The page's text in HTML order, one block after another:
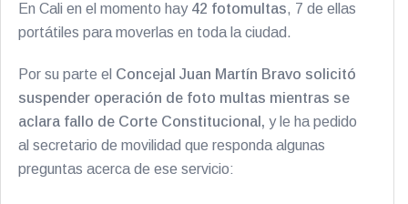
En Cali en el momento hay 42 fotomultas, 7 de ellas
portátiles para moverlas en toda la ciudad.
Por su parte el Concejal Juan Martín Bravo solicitó
suspender operación de foto multas mientras se
aclara fallo de Corte Constitucional, y le ha pedido
al secretario de movilidad que responda algunas
preguntas acerca de ese servicio: